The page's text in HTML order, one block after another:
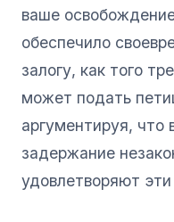
ваше
обеспечило
залогу, как того
может подать
аргументируя,
задержание
удовлетворяют